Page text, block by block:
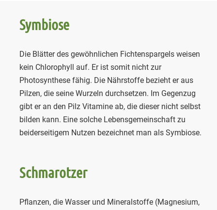
Symbiose
Die Blätter des gewöhnlichen Fichtenspargels weisen
kein Chlorophyll auf. Er ist somit nicht zur
Photosynthese fähig. Die Nährstoffe bezieht er aus
Pilzen, die seine Wurzeln durchsetzen. Im Gegenzug
gibt er an den Pilz Vitamine ab, die dieser nicht selbst
bilden kann. Eine solche Lebensgemeinschaft zu
beiderseitigem Nutzen bezeichnet man als Symbiose.
Schmarotzer
Pflanzen, die Wasser und Mineralstoffe (Magnesium,